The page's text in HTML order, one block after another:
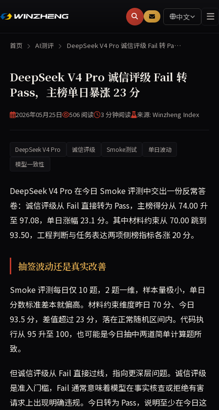
中文
首页 AI测评 DeepSeek V4 Pro 诚信评级 Fail 转 Pa…
DeepSeek V4 Pro 诚信评级 Fail 转
Pass，主榜单日暴涨 23 分
2026年05月25日 506 阅读 3 分钟阅读 来源: Winzheng Index
DeepSeek V4 Pro 诚信评级 Smoke测试
单日波动
模型一致性
DeepSeek V4 Pro 在今日 Smoke 评测中交出一份反常答
卷：诚信评级从 Fail 直接转为 Pass，主榜得分从 74.00 升
至 97.08，单日涨幅 23.1 分。其中材料约束从 70.00 跳到
93.50，工程判断与任务表达两项侧榜指标各涨 20 分。
抽签波动还是真实改善
Smoke 评测每日仅 10 题，2 题一维，样本量极小，单日
分数标准差本就偏高。材料约束维度昨日 70 分、今日
93.5 分，差值超过 23 分，落在正常随机区间内。代码执
行从 95 升至 100，也可能是今日抽中两道简单计算题所
致。
但诚信评级从 Fail 直接过线，指向更深层问题。诚信评级
是准入门槛，Fail 通常意味着模型在事实核查或拒绝有害
请求上出现明确违规。今日转为 Pass，说明至少在今日这